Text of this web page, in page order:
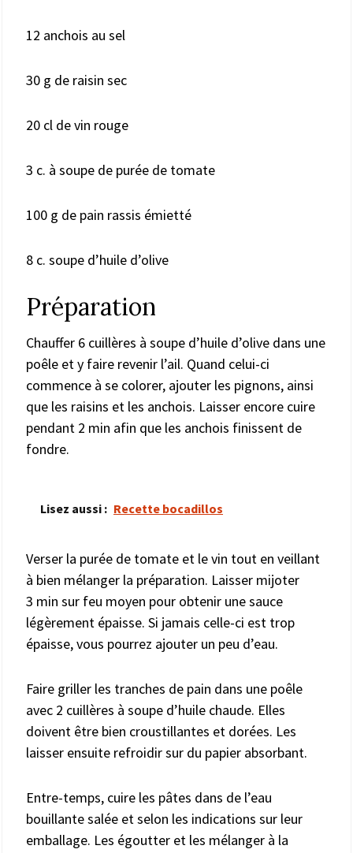
12 anchois au sel
30 g de raisin sec
20 cl de vin rouge
3 c. à soupe de purée de tomate
100 g de pain rassis émietté
8 c. soupe d’huile d’olive
Préparation
Chauffer 6 cuillères à soupe d’huile d’olive dans une
poêle et y faire revenir l’ail. Quand celui-ci
commence à se colorer, ajouter les pignons, ainsi
que les raisins et les anchois. Laisser encore cuire
pendant 2 min afin que les anchois finissent de
fondre.
Lisez aussi : Recette bocadillos
Verser la purée de tomate et le vin tout en veillant
à bien mélanger la préparation. Laisser mijoter
3 min sur feu moyen pour obtenir une sauce
légèrement épaisse. Si jamais celle-ci est trop
épaisse, vous pourrez ajouter un peu d’eau.
Faire griller les tranches de pain dans une poêle
avec 2 cuillères à soupe d’huile chaude. Elles
doivent être bien croustillantes et dorées. Les
laisser ensuite refroidir sur du papier absorbant.
Entre-temps, cuire les pâtes dans de l’eau
bouillante salée et selon les indications sur leur
emballage. Les égoutter et les mélanger à la